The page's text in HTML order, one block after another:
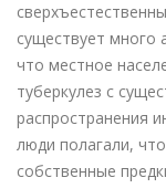
существует много
что местное
туберкулез с
распространения
люди полагали,
собственные